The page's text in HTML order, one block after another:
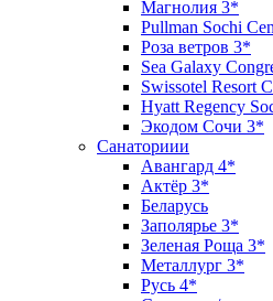
Магнолия 3*
Pullman Sochi
Роза ветров 3*
Sea Galaxy
Swissotel Resort
Hyatt Regency
Экодом Сочи 3*
Санаториии
Авангард 4*
Актёр 3*
Беларусь
Заполярье 3*
Зеленая Роща 3*
Металлург 3*
Русь 4*